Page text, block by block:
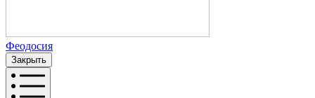
Феодосия
Закрыть